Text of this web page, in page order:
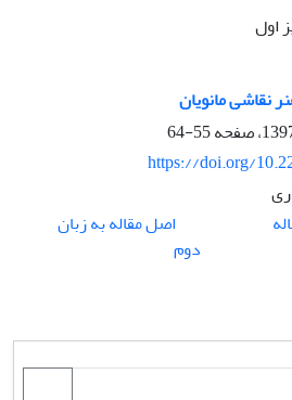
اول
نقاشی مانویان
55-64
https://doi.org/
اصل مقاله به زبان
دوم